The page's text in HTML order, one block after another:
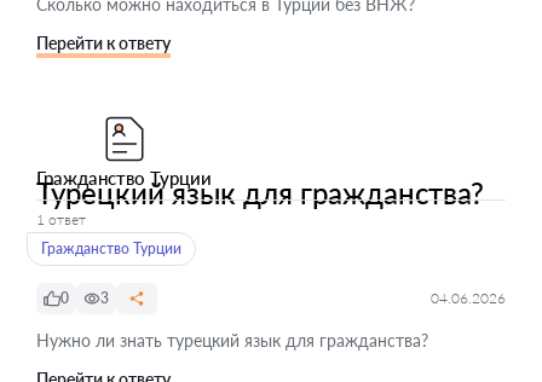
Сколько можно находиться в Турции без ВНЖ?
Перейти к ответу
Гражданство Турции
Турецкий язык для гражданства?
1 ответ
Гражданство Турции
0 3 04.06.2026
Нужно ли знать турецкий язык для гражданства?